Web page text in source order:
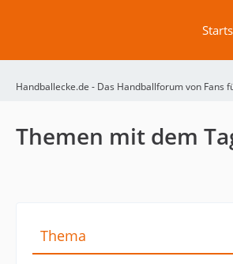
Handballecke.de - Das Handballforum von Fans
Themen mit dem
Thema